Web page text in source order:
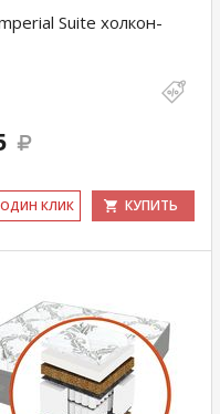
Suite холкон-
КЛИК КУПИТЬ